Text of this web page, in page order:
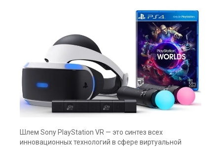
Шлем Sony PlayStation VR — это синтез всех
инновационных технологий в сфере виртуальной